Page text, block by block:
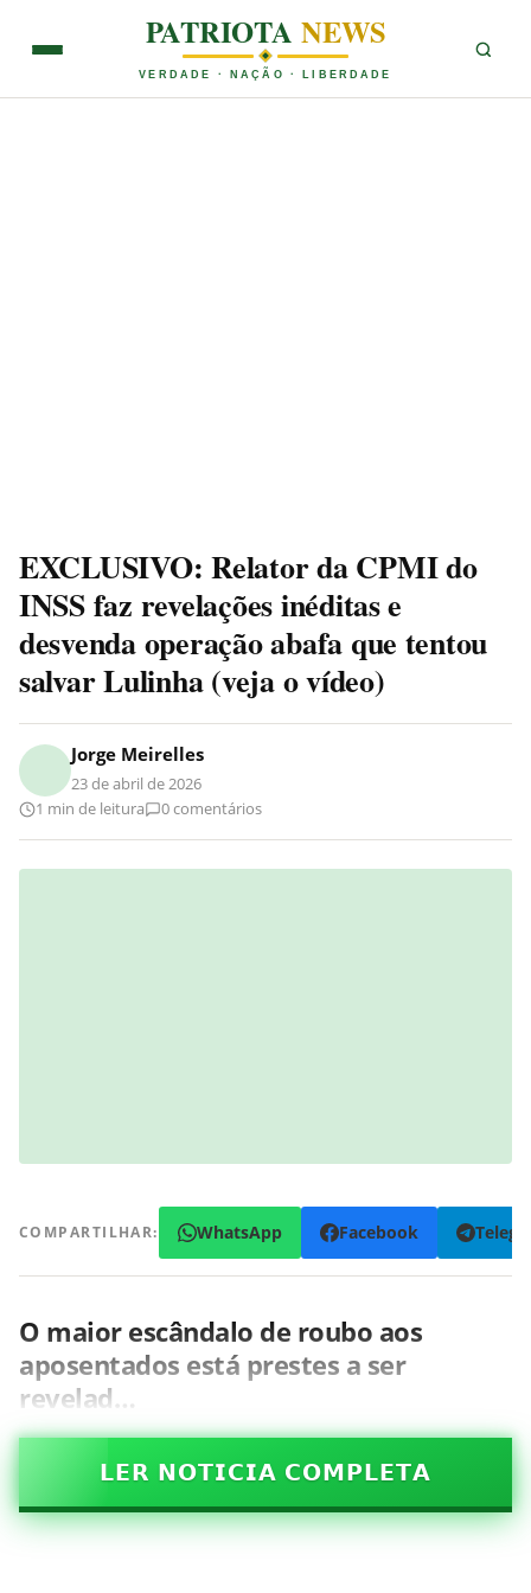
PATRIOTANEWS
VERDADE · NAÇÃO · LIBERDADE
EXCLUSIVO: Relator da CPMI do
INSS faz revelações inéditas e
desvenda operação abafa que tentou
salvar Lulinha (veja o vídeo)
Jorge Meirelles
23 de abril de 2026
1 min de leitura
0 comentários
COMPARTILHAR: WhatsApp Facebook
O maior escândalo de roubo aos
aposentados está prestes a ser
revelad…
𝗟𝗘𝗥 𝗡𝗢𝗧𝗜𝗖𝗜𝗔 𝗖𝗢𝗠𝗣𝗟𝗘𝗧𝗔